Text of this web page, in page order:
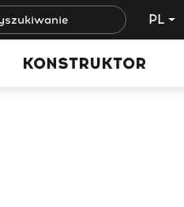
PL
KONSTRUKTOR